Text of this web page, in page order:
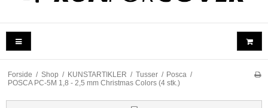
Forside / Shop / KUNSTARTIKLER / Tusser / Posca /
POSCA PC-5M 1,8 - 2,5 mm Christmas Colors (4 stk.)